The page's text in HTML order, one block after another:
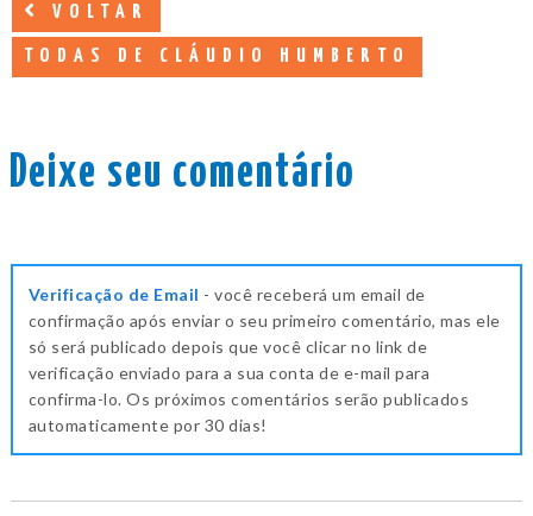
VOLTAR
TODAS DE CLÁUDIO HUMBERTO
Deixe seu comentário
Verificação de Email - você receberá um email de
confirmação após enviar o seu primeiro comentário, mas ele
só será publicado depois que você clicar no link de
verificação enviado para a sua conta de e-mail para
confirma-lo. Os próximos comentários serão publicados
automaticamente por 30 dias!